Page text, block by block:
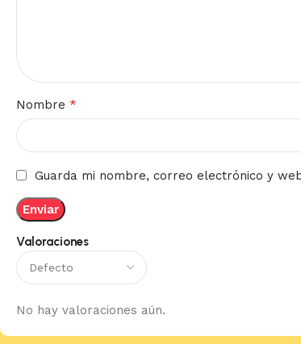
Valoraciones
No hay valoraciones aún.
Nombre *
Guarda mi nombre, correo electrónico y